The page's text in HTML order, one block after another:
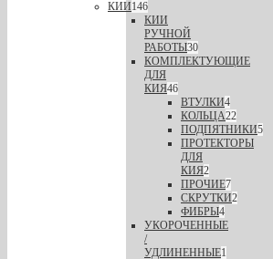
КИИ146
КИИ
РУЧНОЙ
РАБОТЫ30
КОМПЛЕКТУЮЩИЕ
ДЛЯ
КИЯ46
ВТУЛКИ4
КОЛЬЦА22
ПОДПЯТНИКИ5
ПРОТЕКТОРЫ
ДЛЯ
КИЯ2
ПРОЧИЕ7
СКРУТКИ2
ФИБРЫ4
УКОРОЧЕННЫЕ
/
УДЛИНЕННЫЕ1